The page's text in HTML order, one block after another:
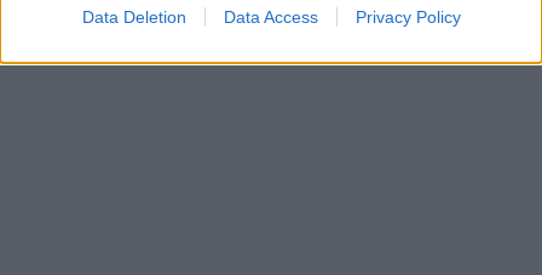
Data Deletion Data Access Privacy Policy
λοιπόν, πως…